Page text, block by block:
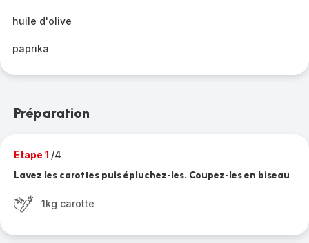
huile d'olive
paprika
Préparation
Etape 1 /4
Lavez les carottes puis épluchez-les. Coupez-les en biseau
1kg carotte